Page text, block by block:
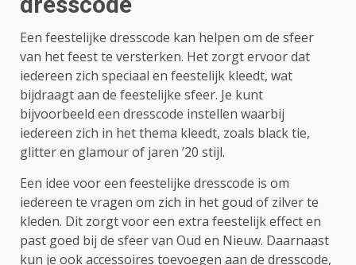
Een feestelijke dresscode kan helpen om de sfeer
van het feest te versterken. Het zorgt ervoor dat
iedereen zich speciaal en feestelijk kleedt, wat
bijdraagt aan de feestelijke sfeer. Je kunt
bijvoorbeeld een dresscode instellen waarbij
iedereen zich in het thema kleedt, zoals black tie,
glitter en glamour of jaren ’20 stijl.
Een idee voor een feestelijke dresscode is om
iedereen te vragen om zich in het goud of zilver te
kleden. Dit zorgt voor een extra feestelijk effect en
past goed bij de sfeer van Oud en Nieuw. Daarnaast
kun je ook accessoires toevoegen aan de dresscode,